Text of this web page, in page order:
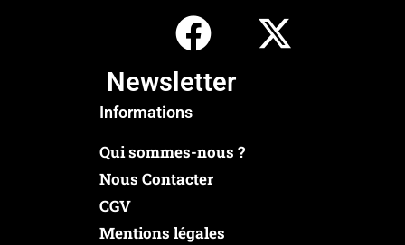
Newsletter
Informations
Qui sommes-nous ?
Nous Contacter
CGV
Mentions légales